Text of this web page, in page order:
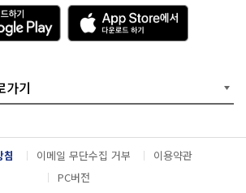
다
운
로
기
G
o
g
l
e
A
p
p
e
서
다
운
가기
침 이메일 무단수집 거부
이용약관
PC버전